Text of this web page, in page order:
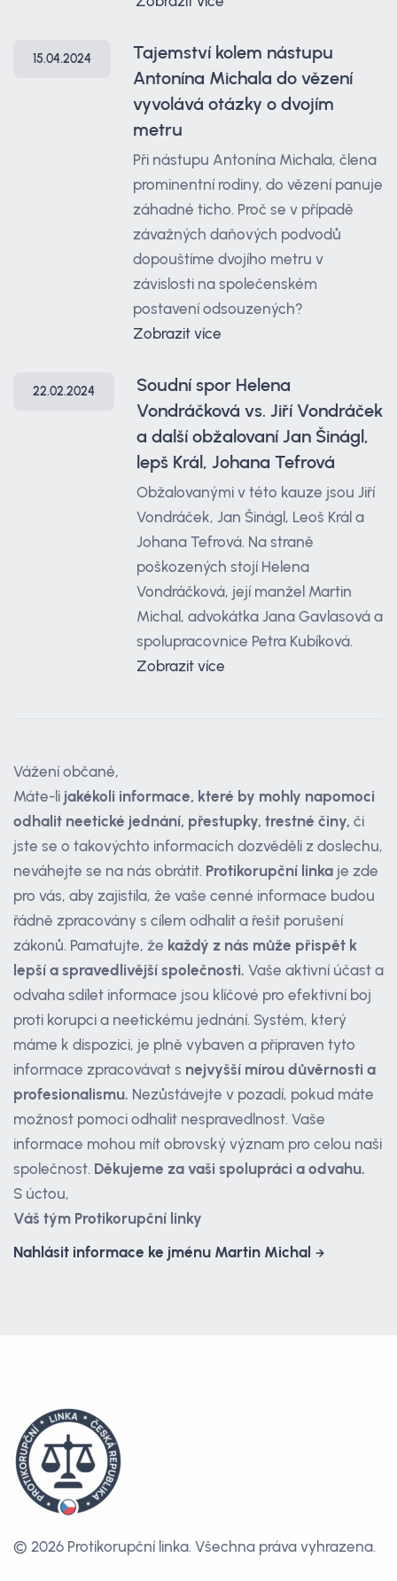
15.04.2024
Tajemství kolem nástupu
Antonína Michala do vězení
vyvolává otázky o dvojím
metru
Při nástupu Antonína Michala, člena
prominentní rodiny, do vězení panuje
záhadné ticho. Proč se v případě
závažných daňových podvodů
dopouštíme dvojího metru v
závislosti na společenském
postavení odsouzených?
Zobrazit více
22.02.2024
Soudní spor Helena
Vondráčková vs. Jiří Vondráček
a další obžalovaní Jan Šinágl,
lepš Král, Johana Tefrová
Obžalovanými v této kauze jsou Jiří
Vondráček, Jan Šinágl, Leoš Král a
Johana Tefrová. Na straně
poškozených stojí Helena
Vondráčková, její manžel Martin
Michal, advokátka Jana Gavlasová a
spolupracovnice Petra Kubíková.
Zobrazit více
Vážení občané,
Máte-li jakékoli informace, které by mohly napomoci
odhalit neetické jednání, přestupky, trestné činy, či
jste se o takovýchto informacích dozvěděli z doslechu,
neváhejte se na nás obrátit. Protikorupční linka je zde
pro vás, aby zajistila, že vaše cenné informace budou
řádně zpracovány s cílem odhalit a řešit porušení
zákonů. Pamatujte, že každý z nás může přispět k
lepší a spravedlivější společnosti. Vaše aktivní účast a
odvaha sdílet informace jsou klíčové pro efektivní boj
proti korupci a neetickému jednání. Systém, který
máme k dispozici, je plně vybaven a připraven tyto
informace zpracovávat s nejvyšší mírou důvěrnosti a
profesionalismu. Nezůstávejte v pozadí, pokud máte
možnost pomoci odhalit nespravedlnost. Vaše
informace mohou mít obrovský význam pro celou naši
společnost. Děkujeme za vaši spolupráci a odvahu.
S úctou,
Váš tým Protikorupční linky
Nahlásit informace ke jménu Martin Michal
© 2026 Protikorupční linka. Všechna práva vyhrazena.